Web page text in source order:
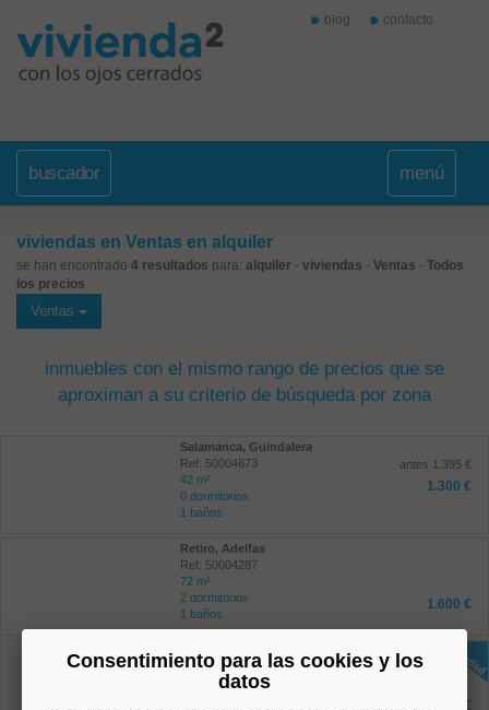
blog contacto
buscador menú
viviendas en Ventas en alquiler
se han encontrado 4 resultados para: alquiler - viviendas - Ventas - Todos
los precios
Ventas
inmuebles con el mismo rango de precios que se
aproximan a su criterio de búsqueda por zona
Salamanca, Guindalera
Ref: 50004673
42 m²
0 dormitorios
1 baños
antes 1.395 €
1.300 €
Retiro, Adelfas
Ref: 50004287
72 m²
2 dormitorios
1 baños
1.600 €
Ref: 50004827
1.450 €
Consentimiento para las cookies y los
datos